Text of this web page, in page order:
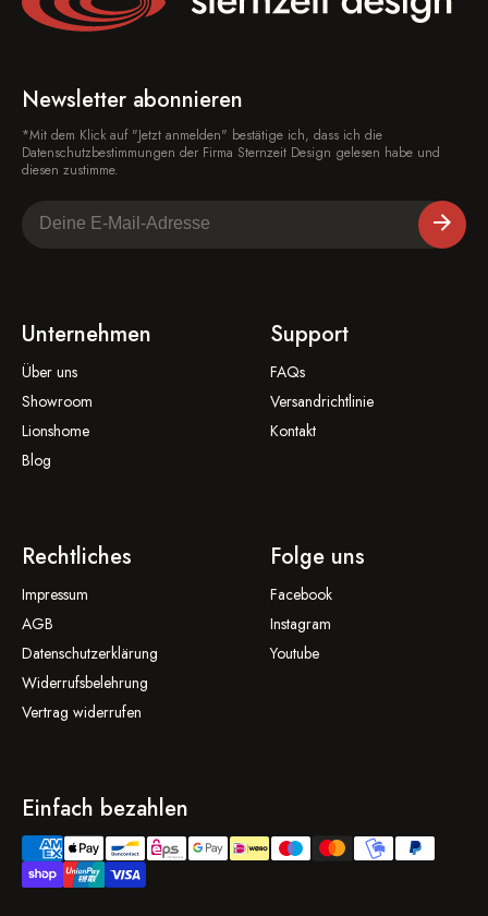
Newsletter abonnieren
*Mit dem Klick auf "Jetzt anmelden" bestätige ich, dass ich die
Datenschutzbestimmungen der Firma Sternzeit Design gelesen habe und
diesen zustimme.
Unternehmen
Über uns
Showroom
Lionshome
Blog
Support
FAQs
Versandrichtlinie
Kontakt
Rechtliches
Impressum
AGB
Datenschutzerklärung
Widerrufsbelehrung
Vertrag widerrufen
Folge uns
Facebook
Instagram
Youtube
Einfach bezahlen